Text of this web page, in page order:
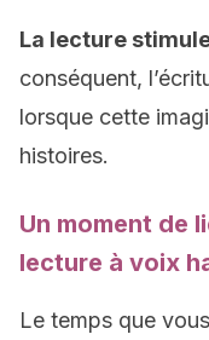
La lecture
conséquent,
lorsque cette
histoires.
Un moment de
lecture à voix
Le temps que